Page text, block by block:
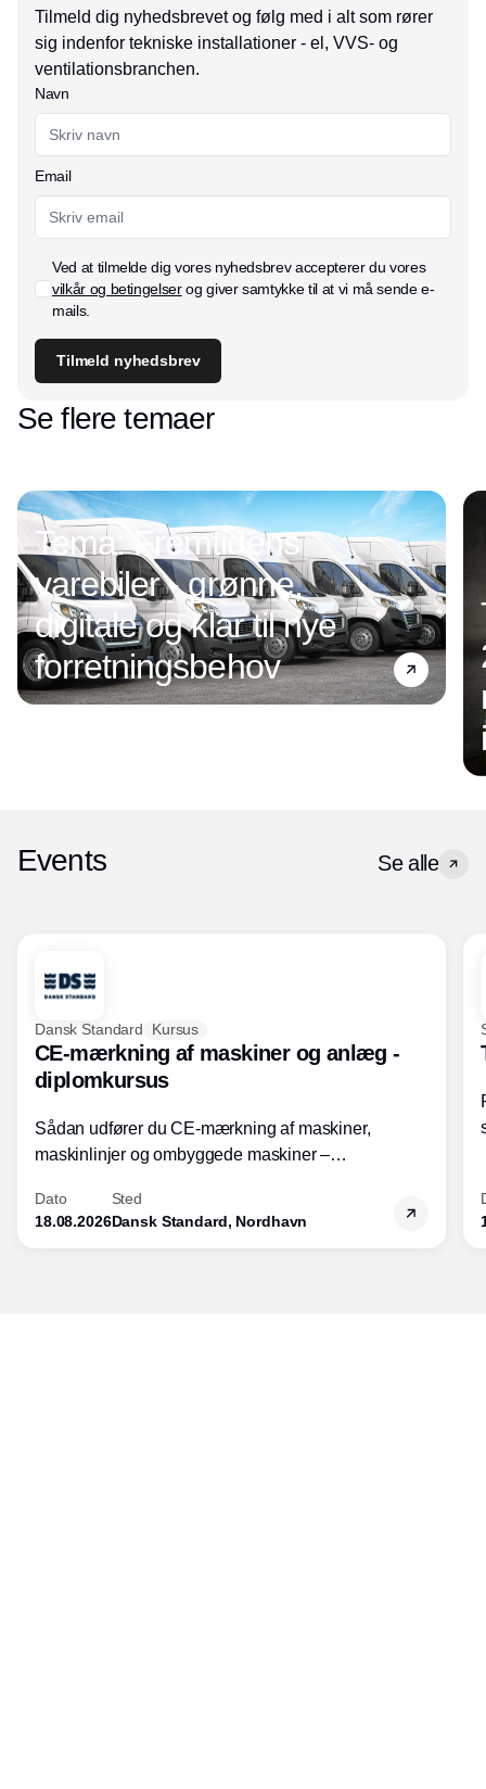
Tilmeld dig nyhedsbrevet og følg med i alt som rører
sig indenfor tekniske installationer - el, VVS- og
ventilationsbranchen.
Navn
Email
Ved at tilmelde dig vores nyhedsbrev accepterer du vores
vilkår og betingelserog giver samtykke til at vi må sende e-
mails.
Tilmeld nyhedsbrev
Se flere temaer
Tema: Fremtidens
varebiler - grønne,
digitale og klar til nye
forretningsbehov
Events Se alle
Dansk Standard Kursus
CE-mærkning af maskiner og anlæg -
diplomkursus
Sådan udfører du CE-mærkning af maskiner,
maskinlinjer og ombyggede maskiner –
Dato
18.08.2026
Sted
Dansk Standard, Nordhavn